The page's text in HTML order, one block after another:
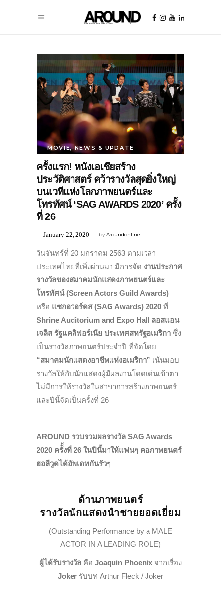
MOVIE,NEWS & UPDATE
ครั้งแรก! หนังเอเชียสร้าง
ประวัติศาสตร์ คว้ารางวัลสุดยิ่งใหญ่
บนเวทีแห่งโลกภาพยนตร์และ
โทรทัศน์ ‘SAG AWARDS 2020’ ครั้ง
ที่ 26
byAroundonline
January 22, 2020
วันจันทร์ที่ 20 มกราคม 2563 ตามเวลา
ประเทศไทยที่เพิ่งผ่านมา มีการจัด งานประกาศ
รางวัลของสมาคมนักแสดงภาพยนตร์และ
โทรทัศน์(Screen Actors Guild Awards)
หรือ แซกอวอร์ดส (SAG Awards) 2020 ที่
Shrine Auditorium and Expo Hall ลอสแอน
เจลิส รัฐแคลิฟอร์เนีย ประเทศสหรัฐอเมริกา ซึ่ง
เป็นรางวัลภาพยนตร์ประจำปี ที่จัดโดย
“สมาคมนักแสดงอาชีพแห่งอเมริกา” เน้นมอบ
รางวัลให้กับนักแสดงผู้มีผลงานโดดเด่นเข้าตา
ไม่มีการให้รางวัลในสาขาการสร้างภาพยนตร์
และปีนี้จัดเป็นครั้งที่ 26
AROUND รวบรวมผลรางวัล SAG Awards
2020 ครัั้งที่ 26 ในปีนี้มาให้แฟนๆ คอภาพยนตร์
ฮอลีวูดได้อัพเดทกันรัวๆ
ด้านภาพยนตร์
รางวัลนักแสดงนำชายยอดเยี่ยม
(Outstanding Performance by a MALE
ACTOR IN A LEADING ROLE)
ผู้ได้รับรางวัล คือ Joaquin Phoenix จากเรื่อง
Joker รับบท Arthur Fleck / Joker